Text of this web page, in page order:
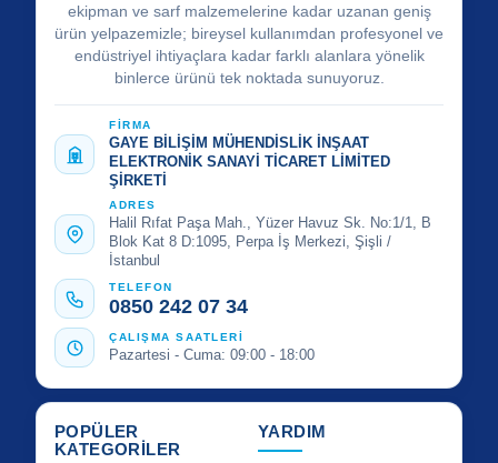
ekipman ve sarf malzemelerine kadar uzanan geniş
ürün yelpazemizle; bireysel kullanımdan profesyonel ve
endüstriyel ihtiyaçlara kadar farklı alanlara yönelik
binlerce ürünü tek noktada sunuyoruz.
FİRMA
GAYE BİLİŞİM MÜHENDİSLİK İNŞAAT
ELEKTRONİK SANAYİ TİCARET LİMİTED
ŞİRKETİ
ADRES
Halil Rıfat Paşa Mah., Yüzer Havuz Sk. No:1/1, B
Blok Kat 8 D:1095, Perpa İş Merkezi, Şişli /
İstanbul
TELEFON
0850 242 07 34
ÇALIŞMA SAATLERİ
Pazartesi - Cuma: 09:00 - 18:00
POPÜLER
KATEGORİLER
YARDIM